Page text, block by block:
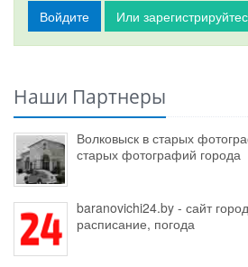
Войдите Или
Наши Партнеры
Волковыск в старых
старых фотографий города
baranovichi24.by - сайт
расписание, погода